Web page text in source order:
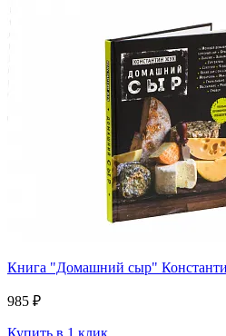
Книга "Домашний сыр"
985 ₽
Купить в 1 клик